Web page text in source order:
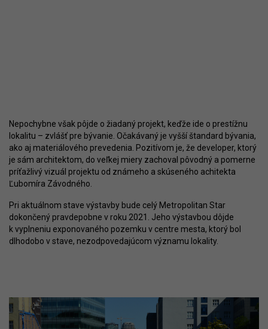
Nepochybne však pôjde o žiadaný projekt, keďže ide o prestížnu
lokalitu – zvlášť pre bývanie. Očakávaný je vyšší štandard bývania,
ako aj materiálového prevedenia. Pozitívom je, že developer, ktorý
je sám architektom, do veľkej miery zachoval pôvodný a pomerne
príťažlivý vizuál projektu od známeho a skúseného achitekta
Ľubomíra Závodného.
Pri aktuálnom stave výstavby bude celý Metropolitan Star
dokončený pravdepobne v roku 2021. Jeho výstavbou dôjde
k vyplneniu exponovaného pozemku v centre mesta, ktorý bol
dlhodobo v stave, nezodpovedajúcom významu lokality.